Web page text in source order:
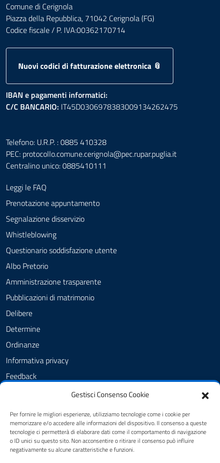
Gestisci Consenso Cookie
Per fornire le migliori esperienze, utilizziamo tecnologie come i cookie per
memorizzare e/o accedere alle informazioni del dispositivo. Il consenso a queste
tecnologie ci permetterà di elaborare dati come il comportamento di navigazione
o ID unici su questo sito. Non acconsentire o ritirare il consenso può influire
negativamente su alcune caratteristiche e funzioni.
Comune di Cerignola
Piazza della Repubblica, 71042 Cerignola (FG)
Codice fiscale / P. IVA:00362170714
Nuovi codici di fatturazione elettronica 📎
IBAN e pagamenti informatici:
C/C BANCARIO: IT45D0306978383009134262475
Telefono: U.R.P. : 0885 410328
PEC: protocollo.comune.cerignola@pec.rupar.puglia.it
Centralino unico: 0885410111
Leggi le FAQ
Prenotazione appuntamento
Segnalazione disservizio
Whistleblowing
Questionario soddisfazione utente
Albo Pretorio
Amministrazione trasparente
Pubblicazioni di matrimonio
Delibere
Determine
Ordinanze
Informativa privacy
Feedback
Obiettivi di accessibilità